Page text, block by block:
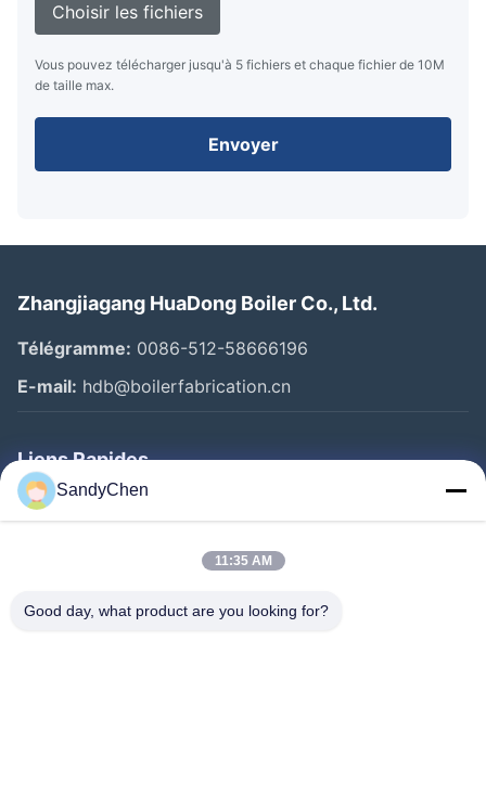
Choisir les fichiers
Vous pouvez télécharger jusqu'à 5 fichiers et chaque fichier de 10M
de taille max.
Envoyer
Zhangjiagang HuaDong Boiler Co., Ltd.
Télégramme: 0086-512-58666196
E-mail: hdb@boilerfabrication.cn
Liens Rapides
Maison
Au Sujet De Nous
SandyChen
11:35 AM
Good day, what product are you looking for?